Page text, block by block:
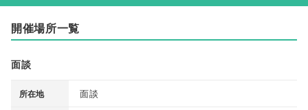
開催場所一覧
面談
所在地 面談